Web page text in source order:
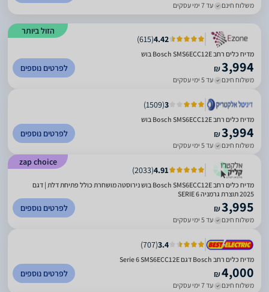
משלוח חינם עד 7 ימי עסקים
הזול ביותר
4.42
(
615
)
מדיח כלים רחב Bosch SMS6ECC12E בוש
₪3,994
משלוח חינם עד 5 ימי עסקים
לפרטים נוספים
3
(
1509
)
מדיח כלים ‏רחב Bosch SMS6ECC12E בוש
₪3,994
משלוח חינם עד 5 ימי עסקים
לפרטים נוספים
zap choice
4.91
(
2033
)
מדיח כלים ‏רחב Bosch SMS6ECC12E בוש נירוסטה מושחרת כולל פתיחת דלת | דגם
2025 תוצרת גרמניה SERIE 6
₪3,995
משלוח חינם עד 5 ימי עסקים
לפרטים נוספים
3.4
(
707
)
מדיח כלים רחב Bosch דגם Serie 6 SMS6ECC12E
₪4,000
משלוח חינם עד 7 ימי עסקים
לפרטים נוספים